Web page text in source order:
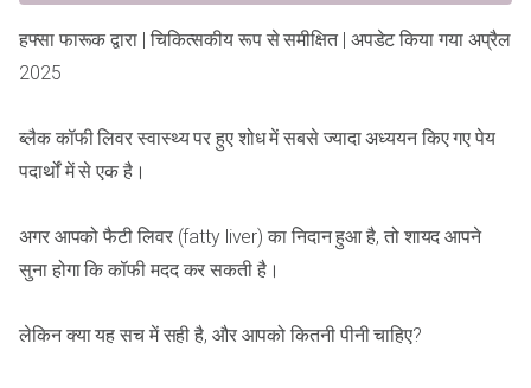
हफ्सा फारूक द्वारा | चिकित्सकीय रूप से समीक्षित | अपडेट किया गया अप्रैल
2025
ब्लैक कॉफी लिवर स्वास्थ्य पर हुए शोध में सबसे ज्यादा अध्ययन किए गए पेय
पदार्थों में से एक है।
अगर आपको फैटी लिवर (fatty liver) का निदान हुआ है, तो शायद आपने
सुना होगा कि कॉफी मदद कर सकती है।
लेकिन क्या यह सच में सही है, और आपको कितनी पीनी चाहिए?